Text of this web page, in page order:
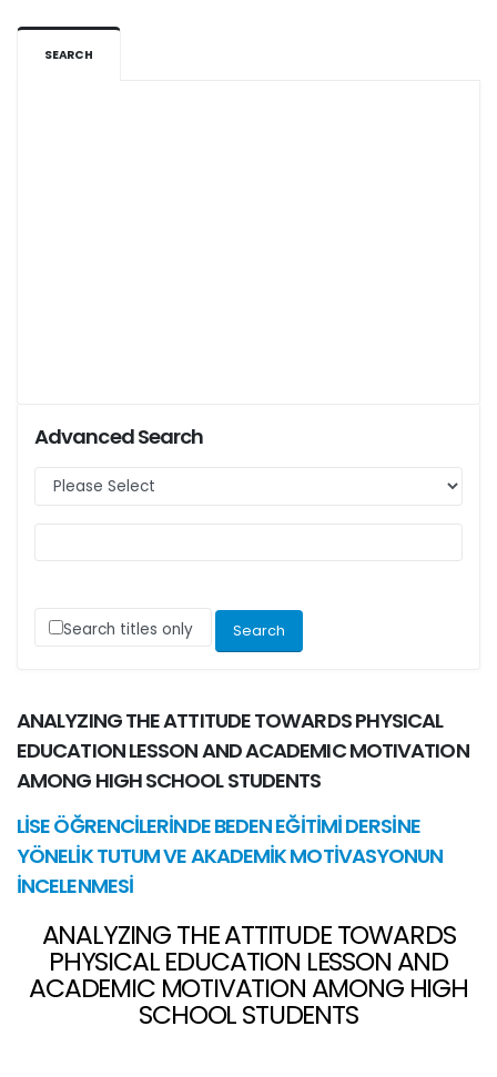
SEARCH
Advanced Search
Search titles only
ANALYZING THE ATTITUDE TOWARDS PHYSICAL
EDUCATION LESSON AND ACADEMIC MOTIVATION
AMONG HIGH SCHOOL STUDENTS
LİSE ÖĞRENCİLERİNDE BEDEN EĞİTİMİ DERSİNE
YÖNELİK TUTUM VE AKADEMİK MOTİVASYONUN
İNCELENMESİ
ANALYZING THE ATTITUDE TOWARDS
PHYSICAL EDUCATION LESSON AND
ACADEMIC MOTIVATION AMONG HIGH
SCHOOL STUDENTS